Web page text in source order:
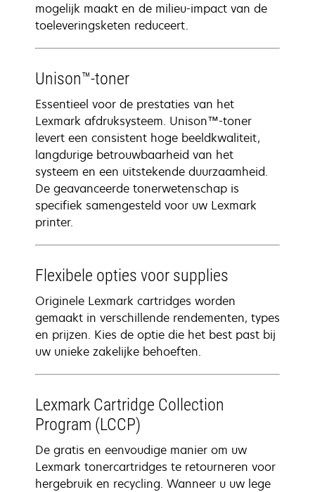
mogelijk maakt en de milieu-impact van de
toeleveringsketen reduceert.
Unison™-toner
Essentieel voor de prestaties van het
Lexmark afdruksysteem. Unison™-toner
levert een consistent hoge beeldkwaliteit,
langdurige betrouwbaarheid van het
systeem en een uitstekende duurzaamheid.
De geavanceerde tonerwetenschap is
specifiek samengesteld voor uw Lexmark
printer.
Flexibele opties voor supplies
Originele Lexmark cartridges worden
gemaakt in verschillende rendementen, types
en prijzen. Kies de optie die het best past bij
uw unieke zakelijke behoeften.
Lexmark Cartridge Collection
Program (LCCP)
De gratis en eenvoudige manier om uw
Lexmark tonercartridges te retourneren voor
hergebruik en recycling. Wanneer u uw lege